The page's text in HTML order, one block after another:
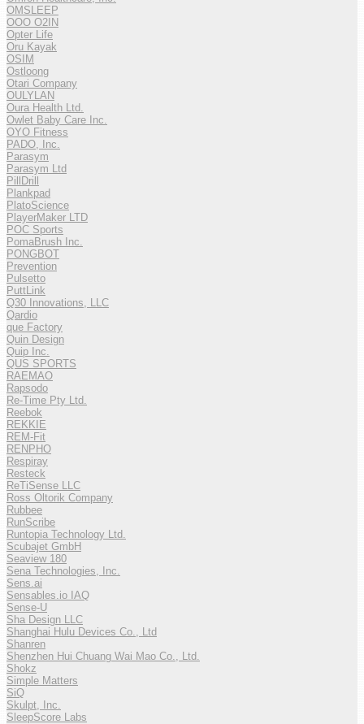
OMSLEEP
OOO O2IN
Opter Life
Oru Kayak
OSIM
Ostloong
Otari Company
OULYLAN
Oura Health Ltd.
Owlet Baby Care Inc.
OYO Fitness
PADO, Inc.
Parasym
Parasym Ltd
PillDrill
Plankpad
PlatoScience
PlayerMaker LTD
POC Sports
PomaBrush Inc.
PONGBOT
Prevention
Pulsetto
PuttLink
Q30 Innovations, LLC
Qardio
que Factory
Quin Design
Quip Inc.
QUS SPORTS
RAEMAO
Rapsodo
Re-Time Pty Ltd.
Reebok
REKKIE
REM-Fit
RENPHO
Respiray
Resteck
ReTiSense LLC
Ross Oltorik Company
Rubbee
RunScribe
Runtopia Technology Ltd.
Scubajet GmbH
Seaview 180
Sena Technologies, Inc.
Sens.ai
Sensables.io IAQ
Sense-U
Sha Design LLC
Shanghai Hulu Devices Co., Ltd
Shanren
Shenzhen Hui Chuang Wai Mao Co., Ltd.
Shokz
Simple Matters
SiQ
Skulpt, Inc.
SleepScore Labs